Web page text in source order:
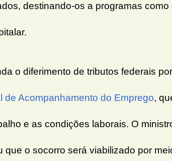
destinando-os a programas como
o diferimento de tributos federais
de Acompanhamento do Emprego,
e as condições laborais. O
que o socorro será viabilizado por